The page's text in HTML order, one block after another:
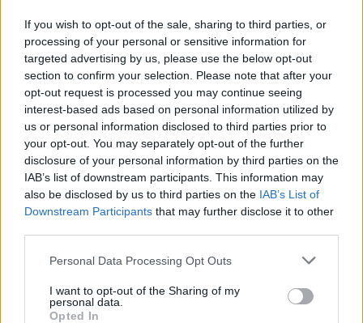
If you wish to opt-out of the sale, sharing to third parties, or
processing of your personal or sensitive information for
targeted advertising by us, please use the below opt-out
section to confirm your selection. Please note that after your
opt-out request is processed you may continue seeing
interest-based ads based on personal information utilized by
us or personal information disclosed to third parties prior to
your opt-out. You may separately opt-out of the further
disclosure of your personal information by third parties on the
IAB’s list of downstream participants. This information may
also be disclosed by us to third parties on the IAB’s List of
Downstream Participants that may further disclose it to other
Personal Data Processing Opt Outs
I want to opt-out of the Sharing of my
personal data.
Opted In
Sélectionnez votre puzzle :
Niveau non trouvé.